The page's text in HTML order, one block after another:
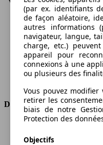
Vitesse maximale (km/h)
Nombre de vitesses
6
Couple
Cylindrée
Carburant
Cylindres
4
Transmission
Dimensions
(par ex. identifiants
de façon aléatoire,
autres informations
navigateur, langue,
charge, etc.)
appareil pour
connexions à une
ou plusieurs des
Vous pouvez
retirer les
biais de notre
Protection des
Objectifs